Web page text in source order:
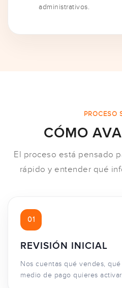
administrativos.
PROCESO
CÓMO
El proceso está pensado
rápido y entender qué
01
REVISIÓN INICIAL
Nos cuentas qué vendes,
medio de pago quieres activar.